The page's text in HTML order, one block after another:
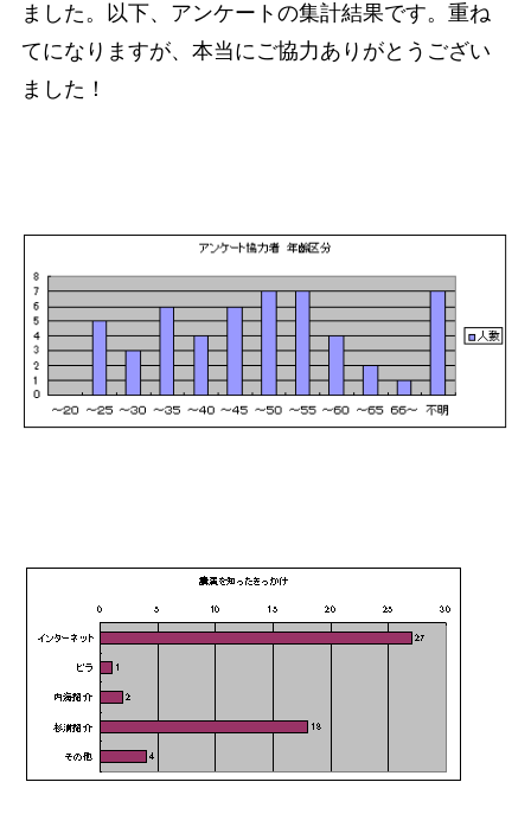
ました。以下、アンケートの集計結果です。重ね
てになりますが、本当にご協力ありがとうござい
ました！